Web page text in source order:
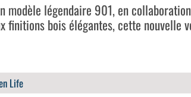
modèle légendaire 901, en
finitions bois élégantes, cette nouvelle
Life